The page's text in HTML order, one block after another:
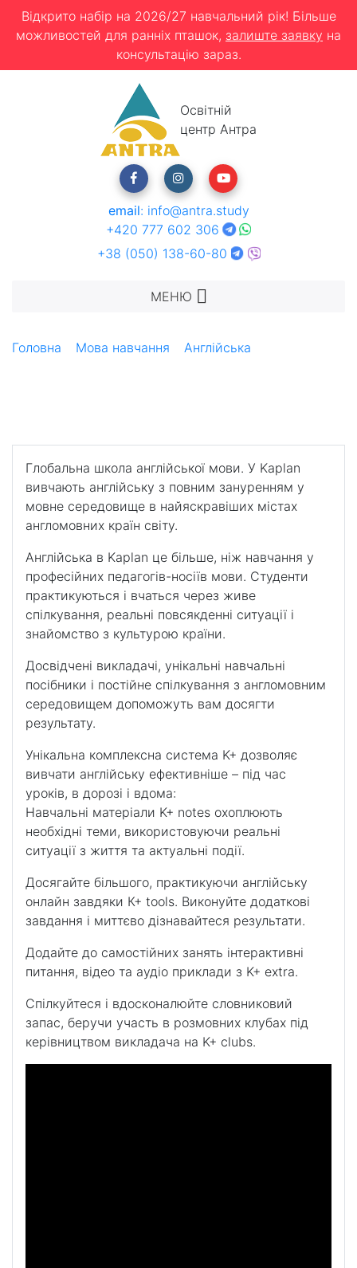
Відкрито набір на 2026/27 навчальний рік! Більше
можливостей для ранніх пташок, залиште заявку на
консультацію зараз.
Освітній
центр Антра
email: info@antra.study
+420 777 602 306
+38 (050) 138-60-80
МЕНЮ
Головна Мова навчання Англійська
Глобальна школа англійської мови. У Kaplan
вивчають англійську з повним зануренням у
мовне середовище в найяскравіших містах
англомовних країн світу.
Англійська в Kaplan це більше, ніж навчання у
професійних педагогів-носіїв мови. Студенти
практикуються і вчаться через живе
спілкування, реальні повсякденні ситуації і
знайомство з культурою країни.
Досвідчені викладачі, унікальні навчальні
посібники і постійне спілкування з англомовним
середовищем допоможуть вам досягти
результату.
Унікальна комплексна система K+ дозволяє
вивчати англійську ефективніше – під час
уроків, в дорозі і вдома:
Навчальні матеріали K+ notes охоплюють
необхідні теми, використовуючи реальні
ситуації з життя та актуальні події.
Досягайте більшого, практикуючи англійську
онлайн завдяки К+ tools. Виконуйте додаткові
завдання і миттєво дізнавайтеся результати.
Додайте до самостійних занять інтерактивні
питання, відео та аудіо приклади з K+ extra.
Спілкуйтеся і вдосконалюйте словниковий
запас, беручи участь в розмовних клубах під
керівництвом викладача на K+ clubs.